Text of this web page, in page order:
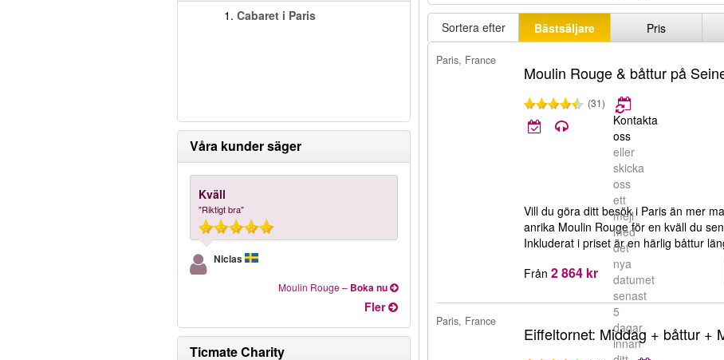
1. Cabaret i Paris
Våra kunder säger
Kväll
"Riktigt bra"
Niclas
Moulin Rouge– Boka nu
Fler
Ticmate Charity
Sortera efter Bästsäljare Pris
Paris, France
Moulin Rouge & båttur på
(31)
Kontakta
oss
eller
skicka
oss
ett
mejl
med
det
nya
datumet
senast
5
dagar
innan
Vill du göra ditt besök i Paris än mer
anrika Moulin Rouge för en kväll du
Inkluderat i priset är en härlig båttur
Från 2 864 kr
Paris, France
Eiffeltornet: Middag + båttur +